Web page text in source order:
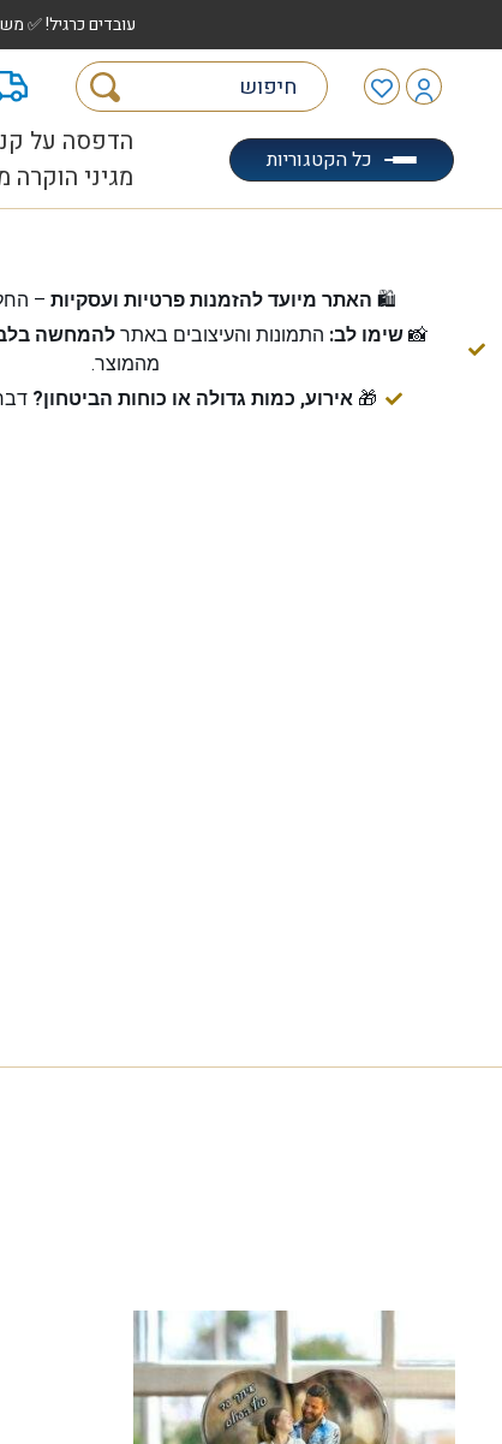
עובדים כרגיל! ✅ משלוחים לכל הארץ עד 5 ימי עסקים | ✅ איסוף
כל הקטגוריות
הדפסה על
מגיני הוקרה
🛍️ האתר מיועד להזמנות פרטיות ועסקיות–
📸 שימו לב: התמונות והעיצובים באתר להמחשה
מהמוצר.
🎁אירוע, כמות גדולה או כוחות הביטחון?